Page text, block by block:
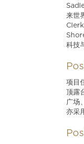
来世
科技
项目
顶露
广场
亦采